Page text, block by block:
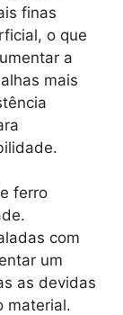
finas
o que
a
mais
ferro
com
um
as devidas
material.